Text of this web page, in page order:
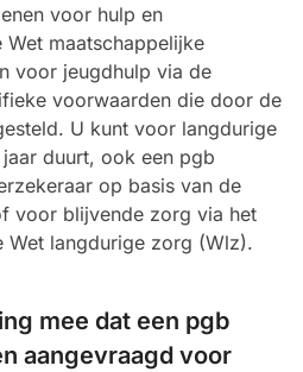
voor hulp en
maatschappelijke
voor jeugdhulp via de
voorwaarden die door de
U kunt voor langdurige
duurt, ook een pgb
op basis van de
voor blijvende zorg via het
langdurige zorg (Wlz).
mee dat een pgb
aangevraagd voor